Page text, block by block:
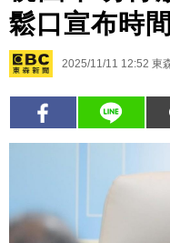
鬆口宣布時間
2025/11/11 12:52 東